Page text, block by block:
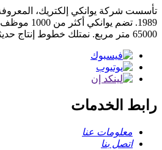
تأسست شركة يوانكي إلكتريك،
1989. تضم
65000 متر مربع. نمتلك خطوط إنتاج حديثة ومعدات تحكم متطورة.
رابط الخدمات
معلومات عنا
اتصل بنا